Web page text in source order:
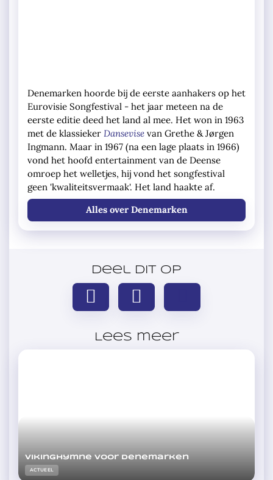
Denemarken hoorde bij de eerste aanhakers op het
Eurovisie Songfestival - het jaar meteen na de
eerste editie deed het land al mee. Het won in 1963
met de klassieker Dansevise van Grethe & Jørgen
Ingmann. Maar in 1967 (na een lage plaats in 1966)
vond het hoofd entertainment van de Deense
omroep het welletjes, hij vond het songfestival
geen 'kwaliteitsvermaak'. Het land haakte af.
Alles over Denemarken
Deel dit op
Lees meer
Vikinghymne voor Denemarken
ACTUEEL